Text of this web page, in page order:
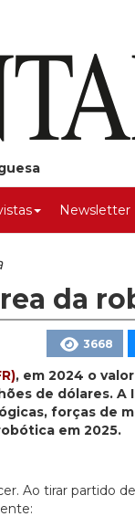
Newsletter
da
3668
, em 2024 o
de dólares. A
forças de
em 2025.
Ao tirar partido